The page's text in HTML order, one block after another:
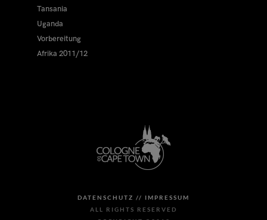
Tansania
Uganda
Vorbereitung
Afrika 2011/12
DATENSCHUTZ // IMPRESSUM
ALL RIGHTS RESERVED